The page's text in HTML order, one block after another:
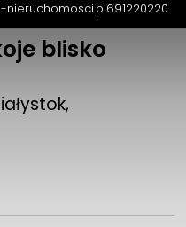
nieruchomosci.pl691220220
blisko